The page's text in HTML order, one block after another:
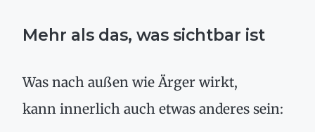
Mehr als das, was sichtbar ist
Was nach außen wie Ärger wirkt,
kann innerlich auch etwas anderes sein: